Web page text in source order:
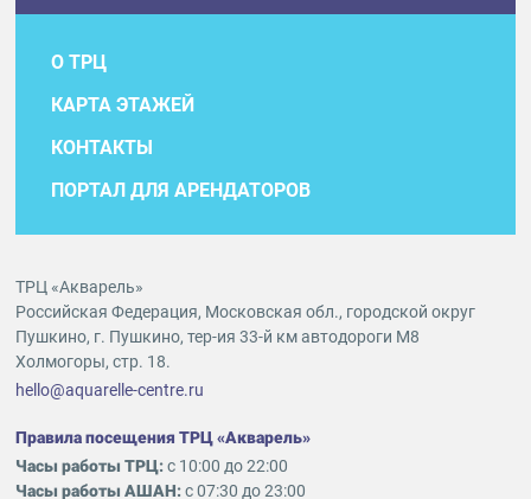
О ТРЦ
КАРТА ЭТАЖЕЙ
КОНТАКТЫ
ПОРТАЛ ДЛЯ АРЕНДАТОРОВ
ТРЦ «Акварель»
Российская Федерация, Московская обл., городской округ
Пушкино, г. Пушкино, тер-ия 33-й км автодороги М8
Холмогоры, стр. 18.
hello@aquarelle-centre.ru
Правила посещения ТРЦ «Акварель»
Часы работы ТРЦ:с 10:00 до 22:00
Часы работы АШАН:с 07:30 до 23:00